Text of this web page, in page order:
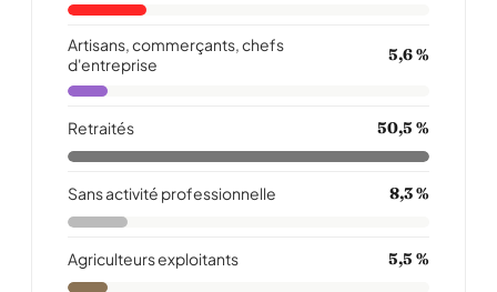
Artisans, commerçants, chefs
d'entreprise
5,6 %
Retraités 50,5 %
Sans activité professionnelle 8,3 %
Agriculteurs exploitants 5,5 %